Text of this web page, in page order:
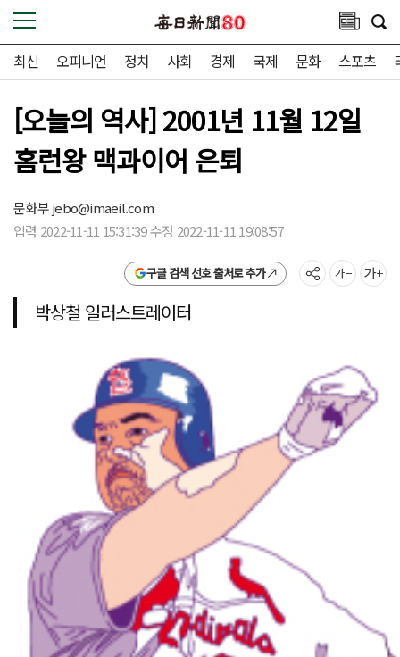
최신 오피니언 정치 사회 경제 국제 문화 스포츠
[오늘의 역사] 2001년 11월 12일
홈런왕 맥과이어 은퇴
문화부jebo@imaeil.com
입력 2022-11-11 15:31:39 수정 2022-11-11 19:08:57
구글 검색 선호 출처로 추가
박상철 일러스트레이터